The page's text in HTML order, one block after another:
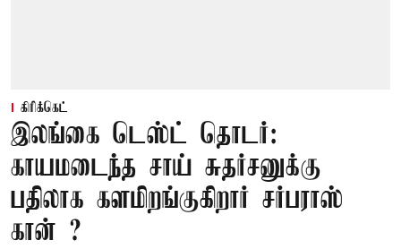
கிரிக்கெட்
இலங்கை டெஸ்ட் தொடர்:
காயமடைந்த சாய் சுதர்சனுக்கு
பதிலாக களமிறங்குகிறார் சர்பராஸ்
கான் ?